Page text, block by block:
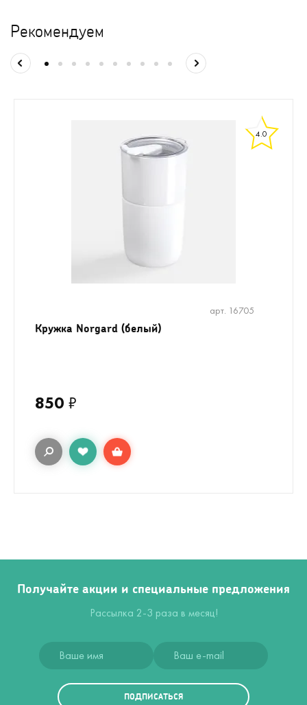
Рекомендуем
4.0
арт. 16705
Кружка Norgard (белый)
850 ₽
Получайте акции и специальные предложения
Рассылка 2-3 раза в месяц!
ПОДПИСАТЬСЯ